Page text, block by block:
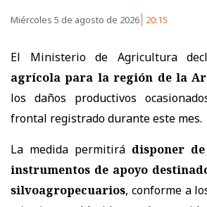
Miércoles 5 de agosto de 2026 20:15
El Ministerio de Agricultura
agrícola para la región de la
los daños productivos
frontal registrado durante este mes.
La medida permitirá disponer
instrumentos de apoyo
silvoagropecuarios, conforme a